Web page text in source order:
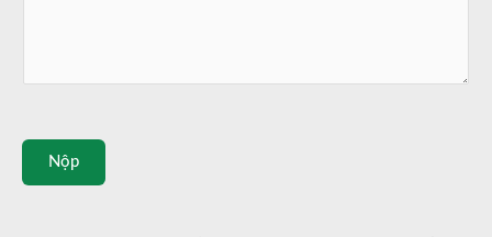
Nộp